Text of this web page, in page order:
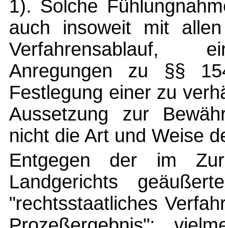
1). Solche
auch insoweit mit
Verfahrensablauf,
Anregungen zu §§
Festlegung einer zu
Aussetzung zur
nicht die Art und Weise
Entgegen der im
Landgerichts
"rechtsstaatliches